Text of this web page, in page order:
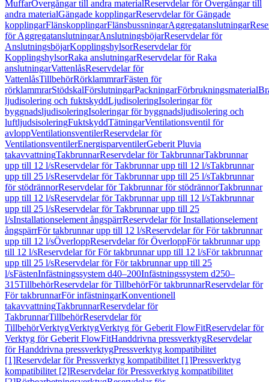
MuffarÖvergångar till andra materialReservdelar för Övergångar till
andra materialGängade kopplingarReservdelar för Gängade
kopplingarFlänskopplingarFlänsbussningarAggregatanslutningar
för AggregatanslutningarAnslutningsböjarReservdelar för
AnslutningsböjarKopplingshylsorReservdelar för
KopplingshylsorRaka anslutningarReservdelar för Raka
anslutningarVattenlåsReservdelar för
VattenlåsTillbehörRörklammrarFästen för
rörklammrarStödskalFörslutningarPackningarFörbrukningsmaterial
ljudisolering och fuktskyddLjudisoleringIsoleringar för
byggnadsljudisoleringIsoleringar för byggnadsljudisolering och
luftljudsisoleringFuktskyddTätningarVentilationsventil för
avloppVentilationsventilerReservdelar för
VentilationsventilerEnergisparventilerGeberit Pluvia
takavvattningTakbrunnarReservdelar för TakbrunnarTakbrunnar
upp till 12 l/sReservdelar för Takbrunnar upp till 12 l/sTakbrunnar
upp till 25 l/sReservdelar för Takbrunnar upp till 25 l/sTakbrunnar
för stödrännorReservdelar för Takbrunnar för stödrännorTakbrunnar
upp till 12 l/sReservdelar för Takbrunnar upp till 12 l/sTakbrunnar
upp till 25 l/sReservdelar för Takbrunnar upp till 25
l/sInstallationselement ångspärrReservdelar för Installationselement
ångspärrFör takbrunnar upp till 12 l/sReservdelar för För takbrunnar
upp till 12 l/sÖverloppReservdelar för ÖverloppFör takbrunnar upp
till 12 l/sReservdelar för För takbrunnar upp till 12 l/sFör takbrunnar
upp till 25 l/sReservdelar för För takbrunnar upp till 25
l/sFästenInfästningssystem d40–200Infästningssystem d250–
315TillbehörReservdelar för TillbehörFör takbrunnarReservdelar för
För takbrunnarFör infästningarKonventionell
takavvattningTakbrunnarReservdelar för
TakbrunnarTillbehörReservdelar för
TillbehörVerktygVerktygVerktyg för Geberit FlowFitReservdelar för
Verktyg för Geberit FlowFitHanddrivna pressverktygReservdelar
för Handdrivna pressverktygPressverktyg kompatibilitet
[1]Reservdelar för Pressverktyg kompatibilitet [1]Pressverktyg
kompatibilitet [2]Reservdelar för Pressverktyg kompatibilitet